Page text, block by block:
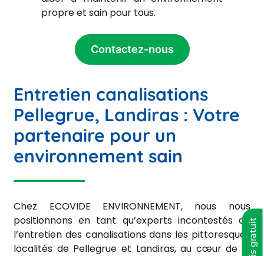
propre et sain pour tous.
Contactez-nous
Entretien canalisations
Pellegrue, Landiras : Votre
partenaire pour un
environnement sain
Chez ECOVIDE ENVIRONNEMENT, nous nous
positionnons en tant qu’experts incontestés de
l’entretien des canalisations dans les pittoresques
localités de Pellegrue et Landiras, au cœur de la